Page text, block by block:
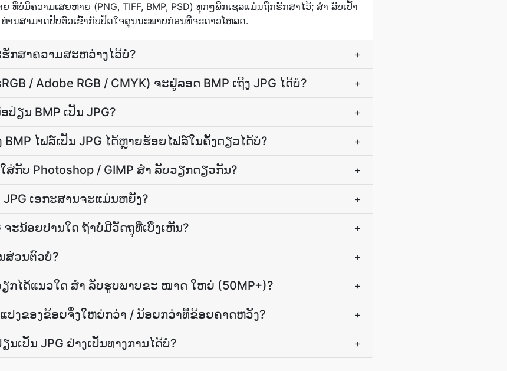
ທີ່ບໍ່ມີຄວາມເສຍຫາຍ (PNG, TIFF, BMP, PSD) ທຸກໆພິກເຊລແມ່ນຖືກຮັກສາໄວ້; ສຳ ລັບເປົ້າ
ທ່ານສາມາດປັບຕົວເຂົ້າກັບປັດໃຈຄຸນນະພາບກ່ອນທີ່ຈະດາວໂຫລດ.
ຮັກສາ​ຄວາມ​ສະຫວ່າງ​ໄວ້​ບໍ່? +
/ Adobe RGB / CMYK) ຈະຢູ່ລອດ BMP ເຖິງ JPG ໄດ້ບໍ? +
ປ່ຽນ BMP ເປັນ JPG? +
ໄຟລ໌ເປັນ JPG ໄດ້ຫຼາຍຮ້ອຍໄຟລ໌ໃນຄັ້ງດຽວໄດ້ບໍ? +
ສ່ກັບ Photoshop / GIMP ສຳ ລັບວຽກດຽວກັນ? +
ເອກະສານຈະແມ່ນຫຍັງ? +
ະນ້ອຍປານໃດ ຖ້າບໍ່ມີວັດຖຸທີ່ເບິ່ງເຫັນ? +
ສ່ວນຕົວບໍ? +
ຽກໄດ້ແນວໃດ ສຳ ລັບຮູບພາບຂະ ໜາດ ໃຫຍ່ (50MP+)? +
ປງ​ຂອງ​ຂ້ອຍ​ຈຶ່ງ​ໃຫຍ່​ກວ່າ / ນ້ອຍ​ກວ່າ​ທີ່​ຂ້ອຍ​ຄາດ​ຫວັງ? +
ເປັນ JPG ຢ່າງເປັນທາງການໄດ້ບໍ? +